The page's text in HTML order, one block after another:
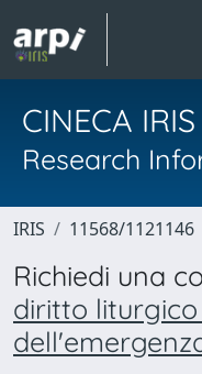
CINECA IRIS
Research
IRIS 11568/1121146
Richiedi una
diritto